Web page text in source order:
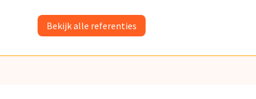
Bekijk alle referenties